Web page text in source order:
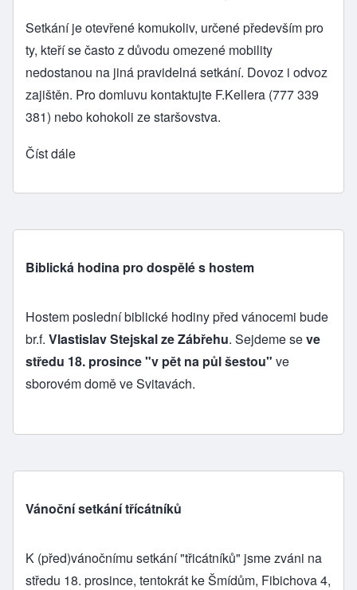
Setkání je otevřené komukoliv, určené především pro
ty, kteří se často z důvodu omezené mobility
nedostanou na jiná pravidelná setkání. Dovoz i odvoz
zajištěn. Pro domluvu kontaktujte F.Kellera (777 339
381) nebo kohokoli ze staršovstva.
Číst dále
Biblická hodina pro dospělé s hostem
Hostem poslední biblické hodiny před vánocemi bude
br.f. Vlastislav Stejskal ze Zábřehu. Sejdeme seve
středu 18. prosince "v pět na půl šestou" ve
sborovém domě ve Svitavách.
Vánoční setkání třícátníků
K (před)vánočnímu setkání"třicátníků" jsme zváni na
středu 18. prosince, tentokrát ke Šmídům, Fibichova 4,